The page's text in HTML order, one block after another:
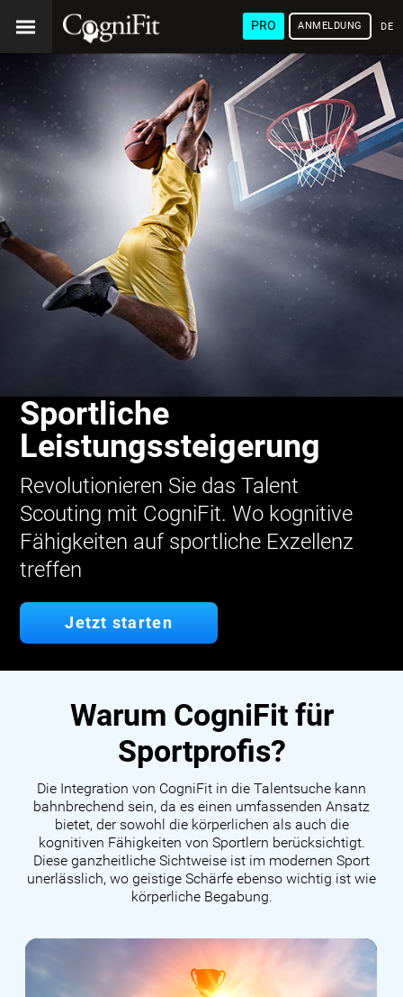
PRO ANMELDUNG
Sportliche
Leistungssteigerung
Revolutionieren Sie das Talent
Scouting mit CogniFit. Wo kognitive
Fähigkeiten auf sportliche Exzellenz
treffen
Jetzt starten
Warum CogniFit für
Sportprofis?
Die Integration von CogniFit in die Talentsuche kann
bahnbrechend sein, da es einen umfassenden Ansatz
bietet, der sowohl die körperlichen als auch die
kognitiven Fähigkeiten von Sportlern berücksichtigt.
Diese ganzheitliche Sichtweise ist im modernen Sport
unerlässlich, wo geistige Schärfe ebenso wichtig ist wie
körperliche Begabung.